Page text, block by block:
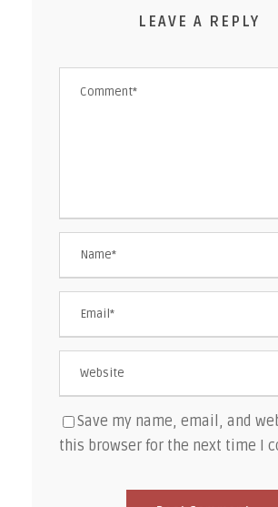
LEAVE A REPLY
Save my name, email, and
this browser for the next time I